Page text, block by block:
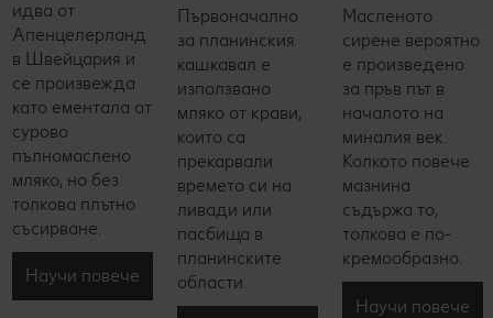
идва от
Апенцелерланд
в Швейцария и
се произвежда
като ементала от
сурово
пълномаслено
мляко, но без
толкова плътно
съсирване.
Научи повече
Първоначално
за планинския
кашкавал е
използвано
мляко от крави,
които са
прекарвали
времето си на
ливади или
пасбища в
планинските
области.
Масленото
сирене вероятно
е произведено
за пръв път в
началото на
миналия век.
Колкото повече
мазнина
съдържа то,
толкова е по-
кремообразно.
Научи повече